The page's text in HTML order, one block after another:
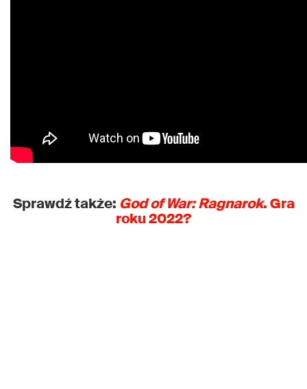
Sprawdź także: God of War: Ragnarok. Gra
roku 2022?